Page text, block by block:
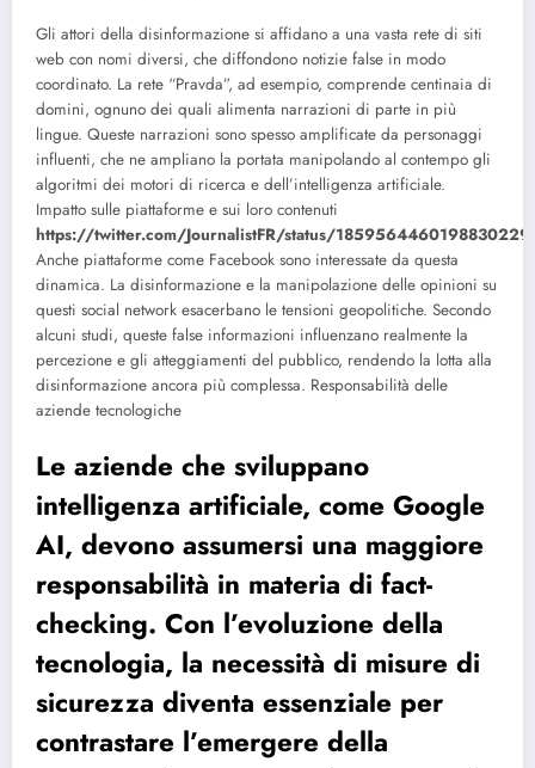
Gli attori della disinformazione si affidano a una vasta rete di siti
web con nomi diversi, che diffondono notizie false in modo
coordinato. La rete “Pravda”, ad esempio, comprende centinaia di
domini, ognuno dei quali alimenta narrazioni di parte in più
lingue. Queste narrazioni sono spesso amplificate da personaggi
influenti, che ne ampliano la portata manipolando al contempo gli
algoritmi dei motori di ricerca e dell’intelligenza artificiale.
Impatto sulle piattaforme e sui loro contenuti
https://twitter.com/JournalistFR/status/1859564460198830229
Anche piattaforme come Facebook sono interessate da questa
dinamica. La disinformazione e la manipolazione delle opinioni su
questi social network esacerbano le tensioni geopolitiche. Secondo
alcuni studi, queste false informazioni influenzano realmente la
percezione e gli atteggiamenti del pubblico, rendendo la lotta alla
disinformazione ancora più complessa. Responsabilità delle
aziende tecnologiche
Le aziende che sviluppano
intelligenza artificiale, come Google
AI, devono assumersi una maggiore
responsabilità in materia di fact-
checking. Con l’evoluzione della
tecnologia, la necessità di misure di
sicurezza diventa essenziale per
contrastare l’emergere della